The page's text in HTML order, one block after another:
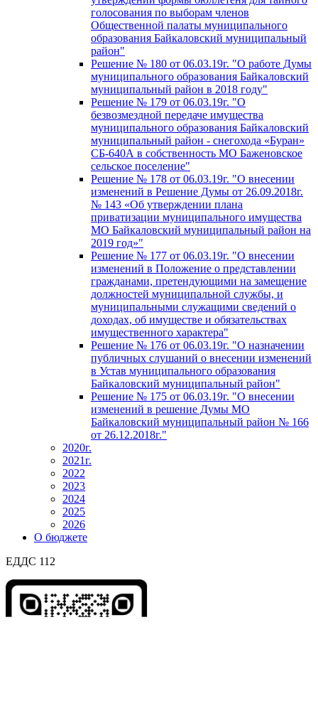
голосования по выборам членов
Общественной палаты муниципального
образования Байкаловский муниципальный
район"
Решение № 180 от 06.03.19г. "О работе Думы
муниципального образования Байкаловский
муниципальный район в 2018 году"
Решение № 179 от 06.03.19г. "О
безвозмездной передаче имущества
муниципального образования Байкаловский
муниципальный район - снегохода «Буран»
СБ-640А в собственность МО Баженовское
сельское поселение"
Решение № 178 от 06.03.19г. "О внесении
изменений в Решение Думы от 26.09.2018г.
№ 143 «Об утверждении плана
приватизации муниципального имущества
МО Байкаловский муниципальный район на
2019 год»"
Решение № 177 от 06.03.19г. "О внесении
изменений в Положение о представлении
гражданами, претендующими на замещение
должностей муниципальной службы, и
муниципальными служащими сведений о
доходах, об имуществе и обязательствах
имущественного характера"
Решение № 176 от 06.03.19г. "О назначении
публичных слушаний о внесении изменений
в Устав муниципального образования
Байкаловский муниципальный район"
Решение № 175 от 06.03.19г. "О внесении
изменений в решение Думы МО
Байкаловский муниципальный район № 166
от 26.12.2018г."
2020г.
2021г.
2022
2023
2024
2025
2026
О бюджете
ЕДДС 112